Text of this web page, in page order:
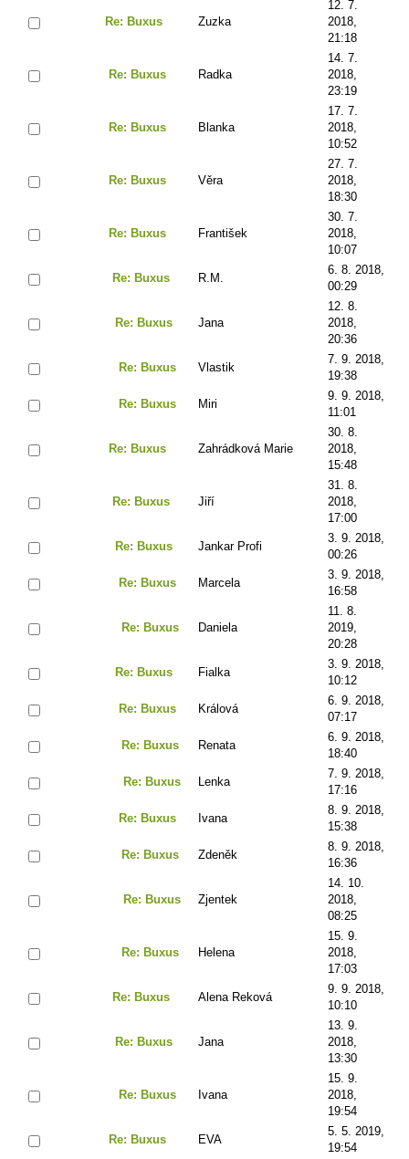
Re: Buxus Zuzka
12. 7.
2018,
21:18
Re: Buxus Radka
14. 7.
2018,
23:19
Re: Buxus Blanka
17. 7.
2018,
10:52
Re: Buxus Věra
27. 7.
2018,
18:30
Re: Buxus František
30. 7.
2018,
10:07
Re: Buxus R.M.
6. 8. 2018,
00:29
Re: Buxus Jana
12. 8.
2018,
20:36
Re: Buxus Vlastik
7. 9. 2018,
19:38
Re: Buxus Miri
9. 9. 2018,
11:01
Re: Buxus Zahrádková Marie
30. 8.
2018,
15:48
Re: Buxus Jiří
31. 8.
2018,
17:00
Re: Buxus Jankar Profi
3. 9. 2018,
00:26
Re: Buxus Marcela
3. 9. 2018,
16:58
Re: Buxus Daniela
11. 8.
2019,
20:28
Re: Buxus Fialka
3. 9. 2018,
10:12
Re: Buxus Králová
6. 9. 2018,
07:17
Re: Buxus Renata
6. 9. 2018,
18:40
Re: Buxus Lenka
7. 9. 2018,
17:16
Re: Buxus Ivana
8. 9. 2018,
15:38
Re: Buxus Zdeněk
8. 9. 2018,
16:36
Re: Buxus Zjentek
14. 10.
2018,
08:25
Re: Buxus Helena
15. 9.
2018,
17:03
Re: Buxus Alena Reková
9. 9. 2018,
10:10
Re: Buxus Jana
13. 9.
2018,
13:30
Re: Buxus Ivana
15. 9.
2018,
19:54
Re: Buxus EVA
5. 5. 2019,
19:54